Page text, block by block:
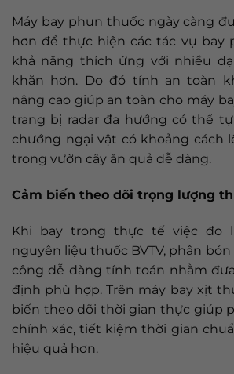
Máy bay phun thuốc ngày càng
hơn để thực hiện các tác vụ bay
khả năng thích ứng với nhiều
khăn hơn. Do đó tính an toàn
nâng cao giúp an toàn cho máy
trang bị radar đa hướng có thể
chướng ngại vật có khoảng cách
trong vườn cây ăn quả dễ dàng.
Cảm biến theo dõi trọng lượng
Khi bay trong thực tế việc đo
nguyên liệu thuốc BVTV, phân
công dễ dàng tính toán nhằm
định phù hợp. Trên máy bay xịt
biến theo dõi thời gian thực giúp
chính xác, tiết kiệm thời gian
hiệu quả hơn.